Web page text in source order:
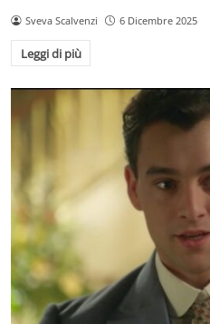
Sveva Scalvenzi 6 Dicembre 2025
Leggi di più